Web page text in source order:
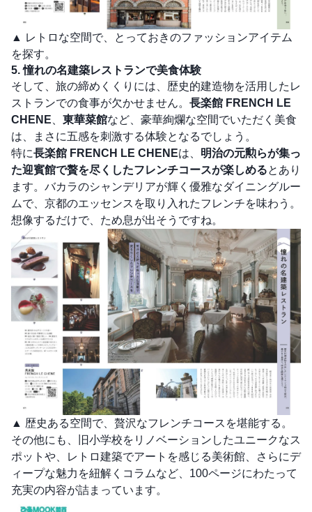
▲ レトロな空間で、とっておきのファッションアイテム
を探す。
5. 憧れの名建築レストランで美食体験
そして、旅の締めくくりには、歴史的建造物を活用したレ
ストランでの食事が欠かせません。 長楽館 FRENCH LE
CHENE
東華菜館など、豪華絢爛な空間でいただく美食
は、まさに五感を刺激する体験となるでしょう。
特に長楽館 FRENCH LE CHENEは、 明治の元勲らが集っ
た迎賓館で贅を尽くしたフレンチコースが楽しめるとあり
ます。バカラのシャンデリアが輝く優雅なダイニングルー
ムで、京都のエッセンスを取り入れたフレンチを味わう。
想像するだけで、ため息が出そうですね。
▲ 歴史ある空間で、贅沢なフレンチコースを堪能する。
その他にも、旧小学校をリノベーションしたユニークなス
ポットや、レトロ建築でアートを感じる美術館、さらにデ
ィープな魅力を紐解くコラムなど、100ページにわたって
充実の内容が詰まっています。